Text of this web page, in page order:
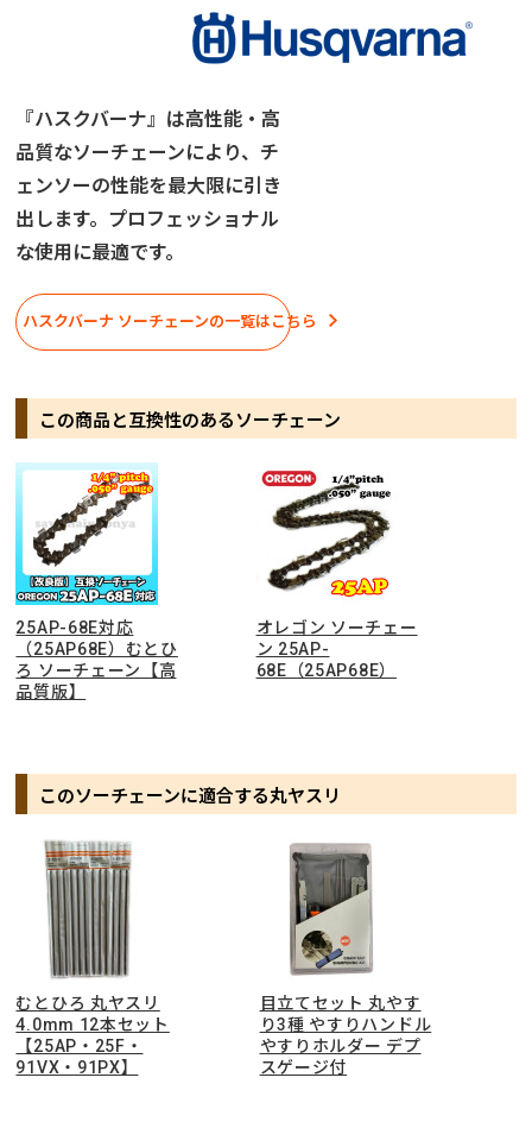
『ハスクバーナ』は高性能・高
品質なソーチェーンにより、チ
ェンソーの性能を最大限に引き
出します。プロフェッショナル
な使用に最適です。
ハスクバーナ ソーチェーンの一覧はこちら
この商品と互換性のあるソーチェーン
25AP-68E対応
（25AP68E）むとひ
ろ ソーチェーン【高
品質版】
オレゴン ソーチェー
ン 25AP-
68E（25AP68E）
このソーチェーンに適合する丸ヤスリ
むとひろ 丸ヤスリ
4.0mm 12本セット
【25AP・25F・
91VX・91PX】
目立てセット 丸やす
り3種 やすりハンドル
やすりホルダー デプ
スゲージ付